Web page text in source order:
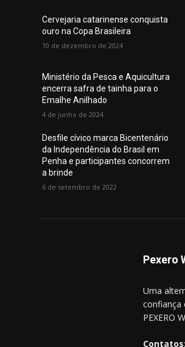
Cervejaria catarinense conquista
ouro na Copa Brasileira
10 de dezembro de 2024
Ministério da Pesca e Aquicultura
encerra safra de tainha para o
Emalhe Anilhado
4 de junho de 2024
Desfile cívico marca Bicentenário
da Independência do Brasil em
Penha e participantes concorrem
a brinde
6 de setembro de 2022
Pexero
Uma
confiança
PEXERO
Contatos: